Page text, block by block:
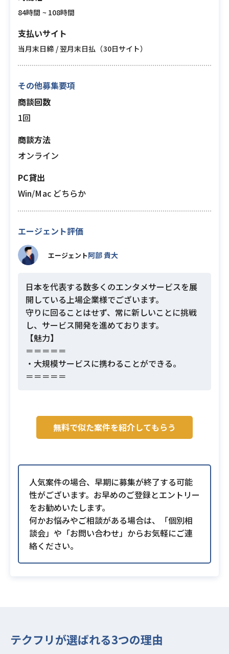
84時間 ~ 108時間
支払いサイト
当月末日締 / 翌月末日払（30日サイト）
その他募集要項
商談回数
1回
商談方法
オンライン
PC貸出
Win/Mac どちらか
エージェント評価
エージェント阿部 貴大
日本を代表する数多くのエンタメサービスを展
開している上場企業様でございます。
守りに回ることはせず、常に新しいことに挑戦
し、サービス開発を進めております。
【魅力】
＝＝＝＝＝
・大規模サービスに携わることができる。
＝＝＝＝＝
無料で似た案件を紹介してもらう
人気案件の場合、早期に募集が終了する可能
性がございます。お早めのご登録とエントリー
をお勧めいたします。
何かお悩みやご相談がある場合は、「個別相
談会」や「お問い合わせ」からお気軽にご連
絡ください。
テクフリが選ばれる3つの理由